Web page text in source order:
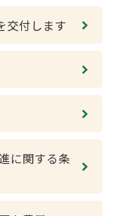
交付します
に関する条